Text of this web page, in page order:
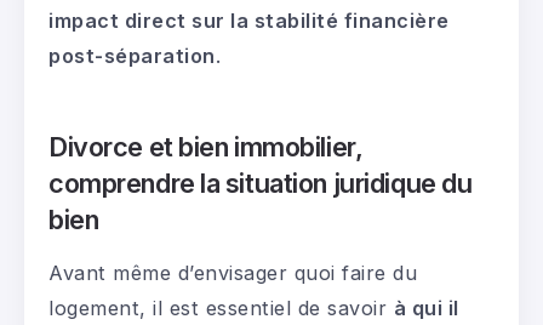
impact direct sur la stabilité financière
post-séparation.
Divorce et bien immobilier,
comprendre la situation juridique du
bien
Avant même d’envisager quoi faire du
logement, il est essentiel de savoir à qui il